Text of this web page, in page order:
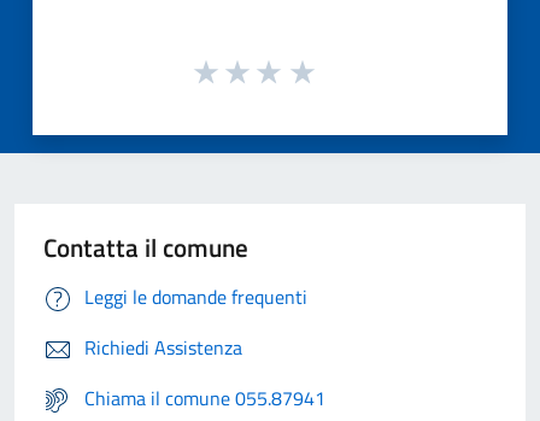
Contatta il comune
Leggi le domande frequenti
Richiedi Assistenza
Chiama il comune 055.87941